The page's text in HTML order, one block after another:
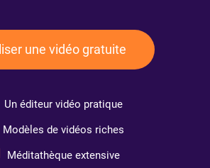
une vidéo gratuite
Un éditeur vidéo pratique
Modèles de vidéos riches
Méditathèque extensive